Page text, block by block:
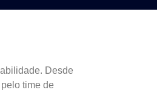
Desde
time de